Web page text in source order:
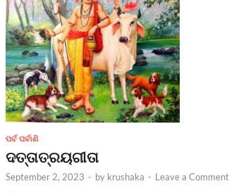
ପର୍ବ ପର୍ବାଣି
ଦତ୍ତାତ୍ରୟଗୀତା
September 2, 2023 - by krushaka - Leave a Comment